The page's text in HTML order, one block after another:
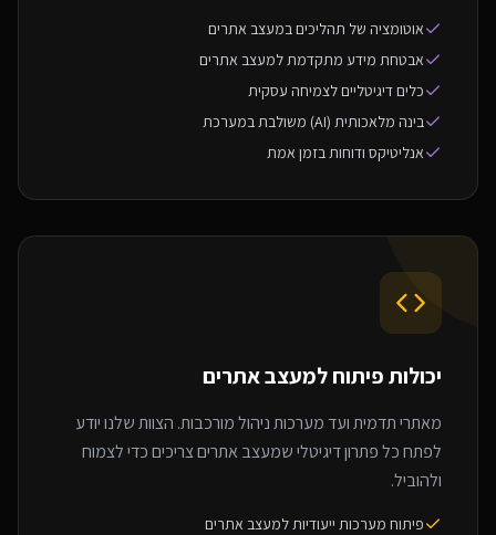
אוטומציה של תהליכים במעצב אתרים
אבטחת מידע מתקדמת למעצב אתרים
כלים דיגיטליים לצמיחה עסקית
בינה מלאכותית (AI) משולבת במערכת
אנליטיקס ודוחות בזמן אמת
יכולות פיתוח למעצב אתרים
מאתרי תדמית ועד מערכות ניהול מורכבות. הצוות שלנו יודע
לפתח כל פתרון דיגיטלי שמעצב אתרים צריכים כדי לצמוח
ולהוביל.
פיתוח מערכות ייעודיות למעצב אתרים